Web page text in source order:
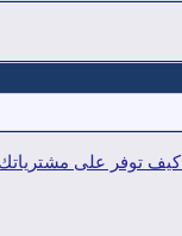
توفر على مشترياتك